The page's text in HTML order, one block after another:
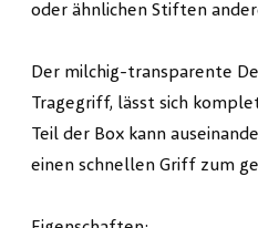
oder ähnlichen Stiften
Der milchig-transparente
Tragegriff, lässt sich
Teil der Box kann
einen schnellen Griff zum